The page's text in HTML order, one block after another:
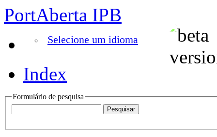
PortAberta IPB
Selecione um idioma
Index
Formulário de pesquisa